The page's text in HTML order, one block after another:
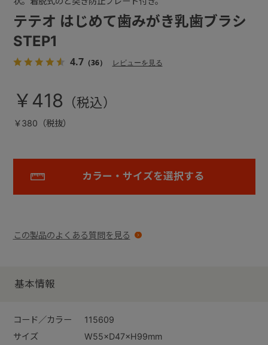
テテオ はじめて歯みがき乳歯ブラシ
STEP1
4.7（36） レビューを見る
￥418
￥380（税抜）
カラー・サイズを選択する
この製品のよくある質問を見る
基本情報
コード／カラー
115609
サイズ
W55×D47×H99mm